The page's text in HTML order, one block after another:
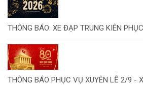
THÔNG BÁO: XE ĐẠP TRUNG KIÊN
THÔNG BÁO PHỤC VỤ XUYÊN LỄ 2/9 -